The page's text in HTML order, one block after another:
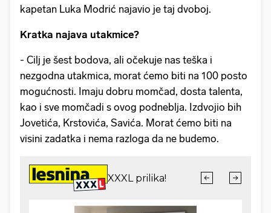
kapetan Luka Modrić najavio je taj dvoboj.
Kratka najava utakmice?
- Cilj je šest bodova, ali očekuje nas teška i
nezgodna utakmica, morat ćemo biti na 100 posto
mogućnosti. Imaju dobru momčad, dosta talenta,
kao i sve momčadi s ovog podneblja. Izdvojio bih
Jovetića, Krstovića, Savića. Morat ćemo biti na
visini zadatka i nema razloga da ne budemo.